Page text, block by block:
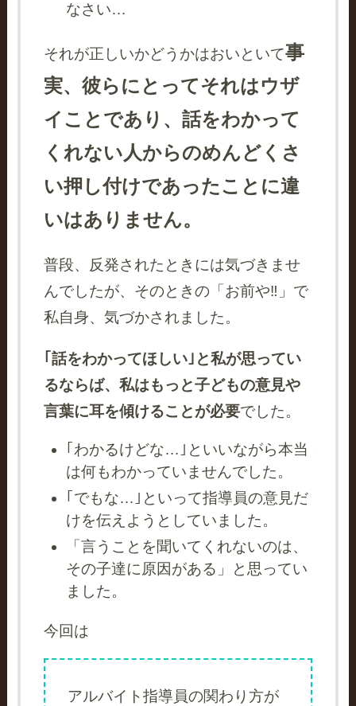
なさい…
それが正しいかどうかはおいといて事
実、彼らにとってそれはウザ
イことであり、話をわかって
くれない人からのめんどくさ
い押し付けであったことに違
いはありません。
普段、反発されたときには気づきませ
んでしたが、そのときの「お前や‼」で
私自身、気づかされました。
｢話をわかってほしい｣と私が思ってい
るならば、私はもっと子どもの意見や
言葉に耳を傾けることが必要でした。
｢わかるけどな…｣といいながら本当
は何もわかっていませんでした。
｢でもな…｣といって指導員の意見だ
けを伝えようとしていました。
「言うことを聞いてくれないのは、
その子達に原因がある」と思ってい
ました。
今回は
アルバイト指導員の関わり方が